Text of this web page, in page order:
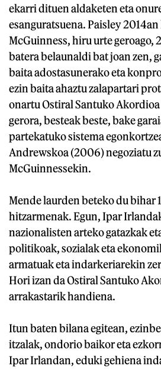
ekarri dituen aldaketen eta
esanguratsuena. Paisley
McGuinness, hiru urte geroago,
batera belaunaldi bat joan zen,
baita adostasunerako eta
ezin baita ahaztu zalapartari
onartu Ostiral Santuko
gerora, besteak beste, bake
partekatuko sistema
Andrewskoa (2006) negoziatu
McGuinnessekin.
Mende laurden beteko du bihar
hitzarmenak. Egun, Ipar
nazionalisten arteko gatazkak
politikoak, sozialak eta
armatuak eta indarkeriarekin
Hori izan da Ostiral Santuko
arrakastarik handiena.
Itun baten bilana egitean,
itzalak, ondorio baikor eta
Ipar Irlandan, eduki gehiena